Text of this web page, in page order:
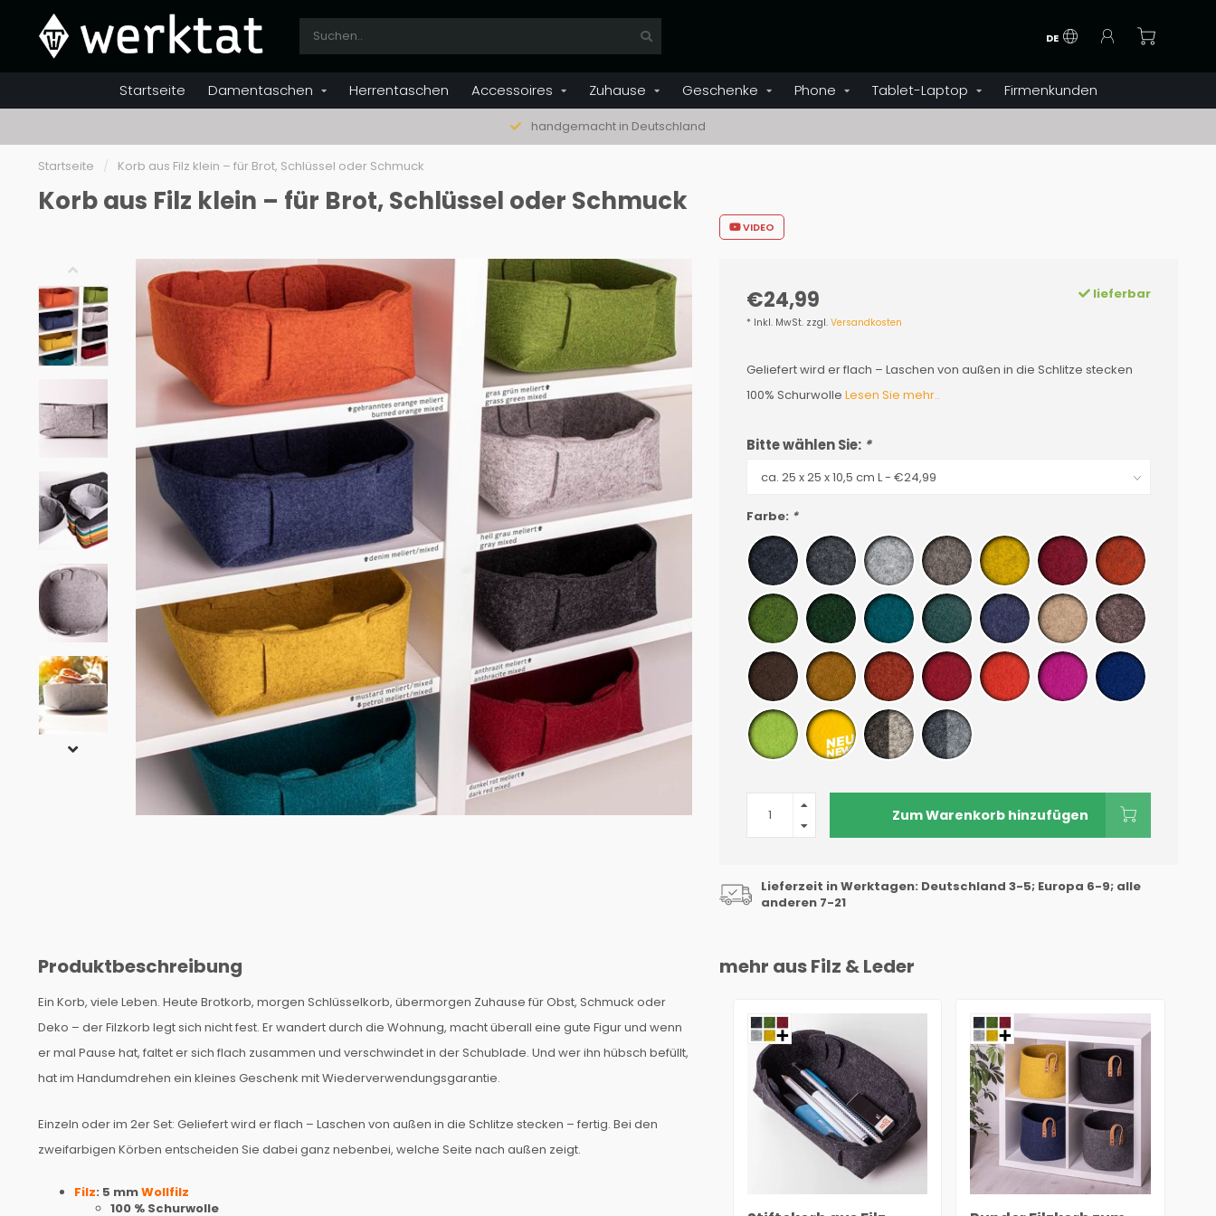
DE
Startseite Damentaschen Herrentaschen Accessoires Zuhause Geschenke Phone Tablet-Laptop Firmenkunden
handgemacht in Deutschland
Startseite / Korb aus Filz klein – für Brot, Schlüssel oder Schmuck
Korb aus Filz klein – für Brot, Schlüssel oder Schmuck
VIDEO
€24,99
* Inkl. MwSt. zzgl. Versandkosten
lieferbar
Geliefert wird er flach – Laschen von außen in die Schlitze stecken
100% Schurwolle Lesen Sie mehr..
Bitte wählen Sie: *
Farbe: *
Zum Warenkorb hinzufügen
Lieferzeit in Werktagen: Deutschland 3-5; Europa 6-9; alle
anderen 7-21
Produktbeschreibung
Ein Korb, viele Leben. Heute Brotkorb, morgen Schlüsselkorb, übermorgen Zuhause für Obst, Schmuck oder
Deko – der Filzkorb legt sich nicht fest. Er wandert durch die Wohnung, macht überall eine gute Figur und wenn
er mal Pause hat, faltet er sich flach zusammen und verschwindet in der Schublade. Und wer ihn hübsch befüllt,
hat im Handumdrehen ein kleines Geschenk mit Wiederverwendungsgarantie.
Einzeln oder im 2er Set: Geliefert wird er flach – Laschen von außen in die Schlitze stecken – fertig. Bei den
zweifarbigen Körben entscheiden Sie dabei ganz nebenbei, welche Seite nach außen zeigt.
Filz: 5 mmWollfilz
100 % Schurwolle
mehr aus Filz & Leder